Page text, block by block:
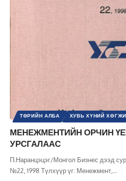
ТӨРИЙН АЛБА ХУВЬ ХҮНИЙ
МЕНЕЖМЕНТИЙН ОРЧИН
УРСГАЛААС
П.Наранцэцэг/Монгол Бизнес дээд
№22, 1998 Түлхүүр үг: Менежмент, …